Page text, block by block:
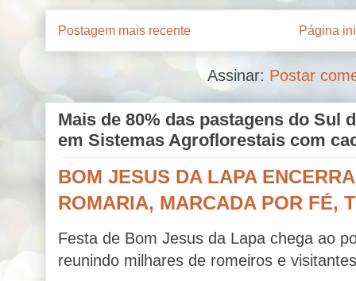
Postagem mais recente Página
Assinar: Postar
Mais de 80% das pastagens do Sul
em Sistemas Agroflorestais com
BOM JESUS DA LAPA
ROMARIA, MARCADA POR FÉ,
Festa de Bom Jesus da Lapa chega ao
reunindo milhares de romeiros e